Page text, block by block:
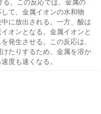
。この反応では、金属の
て、金属イオンの水和物
に放出される。一方、酸は
オンとなる。金属イオンと
発生させる。この反応は、
たりするため、金属を溶か
度も速くなる。